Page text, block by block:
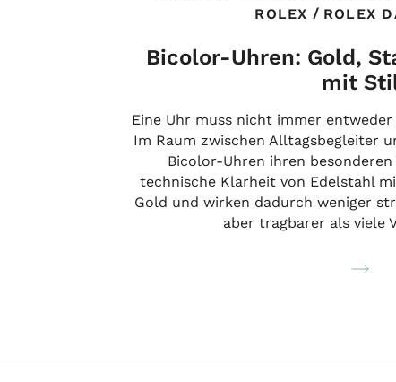
ROLEX / ROLEX
Bicolor-Uhren: Gold,
mit
Eine Uhr muss nicht immer
Im Raum zwischen Alltagsbegleiter
Bicolor-Uhren ihren besonderen
technische Klarheit von Edelstahl
Gold und wirken dadurch weniger
aber tragbarer als viele